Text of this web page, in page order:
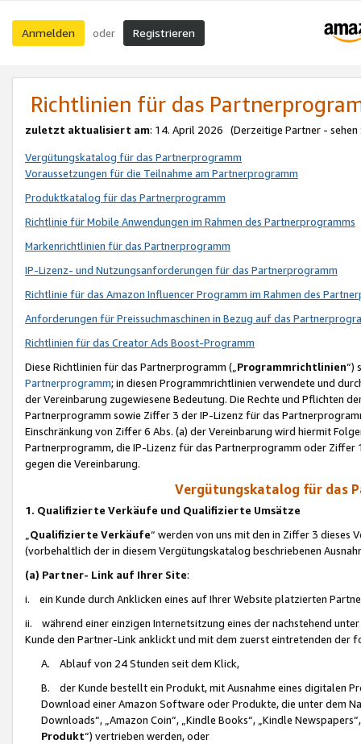
Anmelden oder Registrieren
Richtlinien für das
zuletzt aktualisiert am: 14. April 2026 (Derzeitige Partner - sehen
Vergütungskatalog für das Partnerprogramm
Voraussetzungen für die Teilnahme am Partnerprogramm
Produktkatalog für das Partnerprogramm
Richtlinie für Mobile Anwendungen im Rahmen des Partnerprogramms
Markenrichtlinien für das Partnerprogramm
IP-Lizenz- und Nutzungsanforderungen für das Partnerprogramm
Richtlinie für das Amazon Influencer Programm im Rahmen des
Anforderungen für Preissuchmaschinen in Bezug auf das
Richtlinien für das Creator Ads Boost-Programm
Diese Richtlinien für das Partnerprogramm („Programmrichtlinien“)
Partnerprogramm; in diesen Programmrichtlinien verwendete und
der Vereinbarung zugewiesene Bedeutung. Die Rechte und Pflichten
Partnerprogramm sowie Ziffer 3 der IP-Lizenz für das
Einschränkung von Ziffer 6 Abs. (a) der Vereinbarung wird hiermit
Partnerprogramm, die IP-Lizenz für das Partnerprogramm oder
gegen die Vereinbarung.
Vergütungskatalog für das
1. Qualifizierte Verkäufe und Qualifizierte Umsätze
Qualifizierte Verkäufe“ werden von uns mit den in Ziffer 3
(vorbehaltlich der in diesem Vergütungskatalog beschriebenen
(a) Partner- Link auf Ihrer Site:
i. ein Kunde durch Anklicken eines auf Ihrer Website platzierten
ii. während einer einzigen Internetsitzung eines der nachstehend
Kunde den Partner-Link anklickt und mit dem zuerst eintretenden der
A. Ablauf von 24 Stunden seit dem Klick,
B. der Kunde bestellt ein Produkt, mit Ausnahme eines digitalen
Download einer Amazon Software oder Produkte, die unter dem
Downloads“, „Amazon Coin“, „Kindle Books“, „Kindle
Produkt“) vertrieben werden, oder